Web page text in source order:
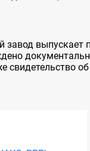
завод
свидетельство